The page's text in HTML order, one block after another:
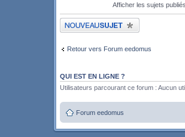
Afficher les sujets
Publier un nouveau sujet
Retour vers Forum eedomus
QUI EST EN LIGNE ?
Utilisateurs parcourant ce forum : Aucun
Forum eedomus